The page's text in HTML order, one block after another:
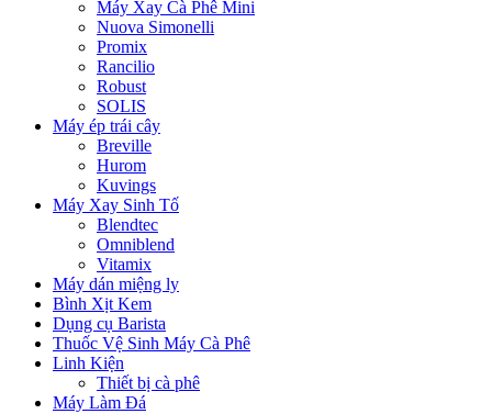
Máy Xay Cà Phê Mini
Nuova Simonelli
Promix
Rancilio
Robust
SOLIS
Máy ép trái cây
Breville
Hurom
Kuvings
Máy Xay Sinh Tố
Blendtec
Omniblend
Vitamix
Máy dán miệng ly
Bình Xịt Kem
Dụng cụ Barista
Thuốc Vệ Sinh Máy Cà Phê
Linh Kiện
Thiết bị cà phê
Máy Làm Đá